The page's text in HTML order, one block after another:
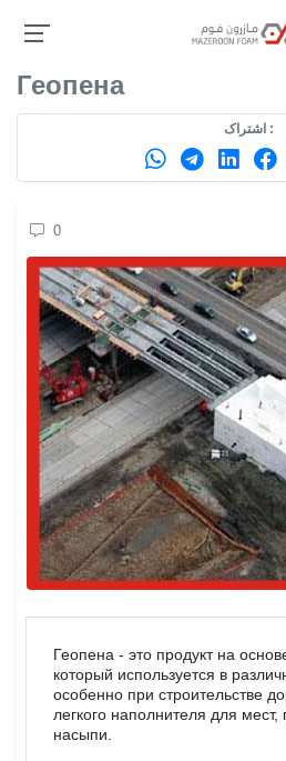
مازرون فوم полистирол
Геопена
اشتراک :
0
Геопена - это продукт на
который используется в
особенно при строительстве
легкого наполнителя для мест,
насыпи.